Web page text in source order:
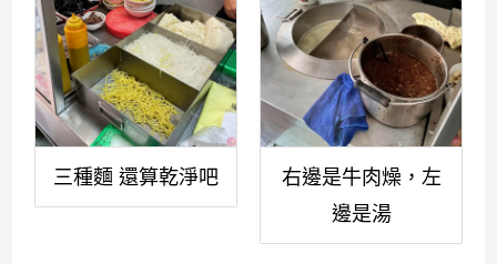
三種麵 還算乾淨吧
右邊是牛肉燥，左
邊是湯